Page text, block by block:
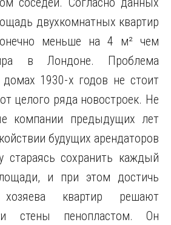
двухкомнатных квартир
меньше на 4 м² чем
в Лондоне. Проблема
домах 1930-х годов не стоит
целого ряда новостроек. Не
компании предыдущих лет
будущих арендаторов
стараясь сохранить каждый
и при этом достичь
хозяева квартир решают
стены пенопластом. Он